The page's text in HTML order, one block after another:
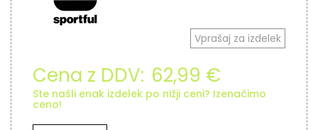
Vprašaj za izdelek
Cena z DDV: 62,99 €
Ste našli enak izdelek po nižji ceni? Izenačimo
ceno!